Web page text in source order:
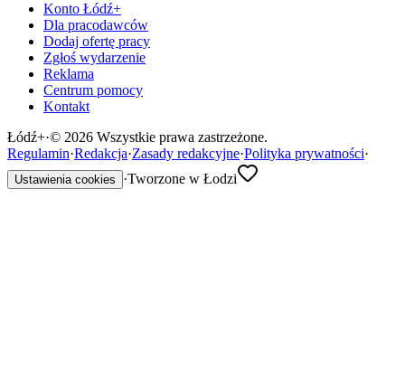
Konto Łódź+
Dla pracodawców
Dodaj ofertę pracy
Zgłoś wydarzenie
Reklama
Centrum pomocy
Kontakt
Łódź+·© 2026 Wszystkie prawa zastrzeżone.
Regulamin·Redakcja·Zasady redakcyjne·Polityka prywatności·
Ustawienia cookies ·Tworzone w Łodzi